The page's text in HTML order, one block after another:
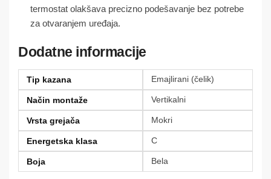
termostat olakšava precizno podešavanje bez potrebe
za otvaranjem uređaja.
Dodatne informacije
Tip kazana Emajlirani (čelik)
Način montaže Vertikalni
Vrsta grejača Mokri
Energetska klasa C
Boja Bela